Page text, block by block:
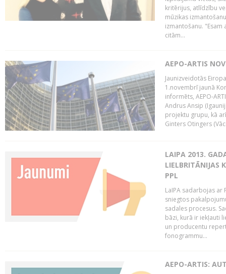
kritērijus, atlīdzību
mūzikas
izmantošanu.
citām...
AEPO-ARTIS
Jaunizveidotās
1.novembrī jaunā
informēts, AEPO-
Andrus Ansip
projektu grupu, kā
Ginters Otingers
LAIPA 2013.
LIELBRITĀNIJAS
PPL
LaIPA sadarbojas
sniegtos
sadales procesus.
bāzi, kurā ir iekļauti
un producentu
fonogrammu...
AEPO-ARTIS: